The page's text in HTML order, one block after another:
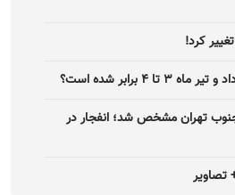
کرد!
۴ برابر شده است؟
تهران مشخص شد؛ انفجار در
تصاویر